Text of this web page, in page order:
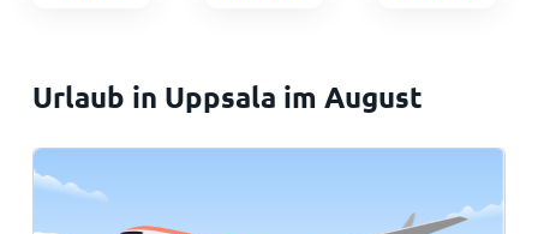
Urlaub in Uppsala im August